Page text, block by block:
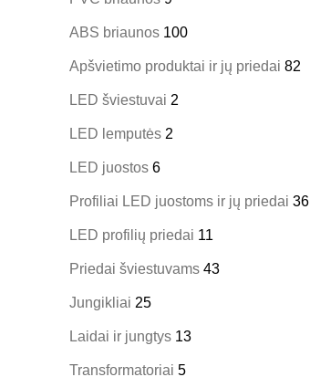
ABS briaunos 100
Apšvietimo produktai ir jų priedai 82
LED šviestuvai 2
LED lemputės 2
LED juostos 6
Profiliai LED juostoms ir jų priedai 36
LED profilių priedai 11
Priedai šviestuvams 43
Jungikliai 25
Laidai ir jungtys 13
Transformatoriai 5